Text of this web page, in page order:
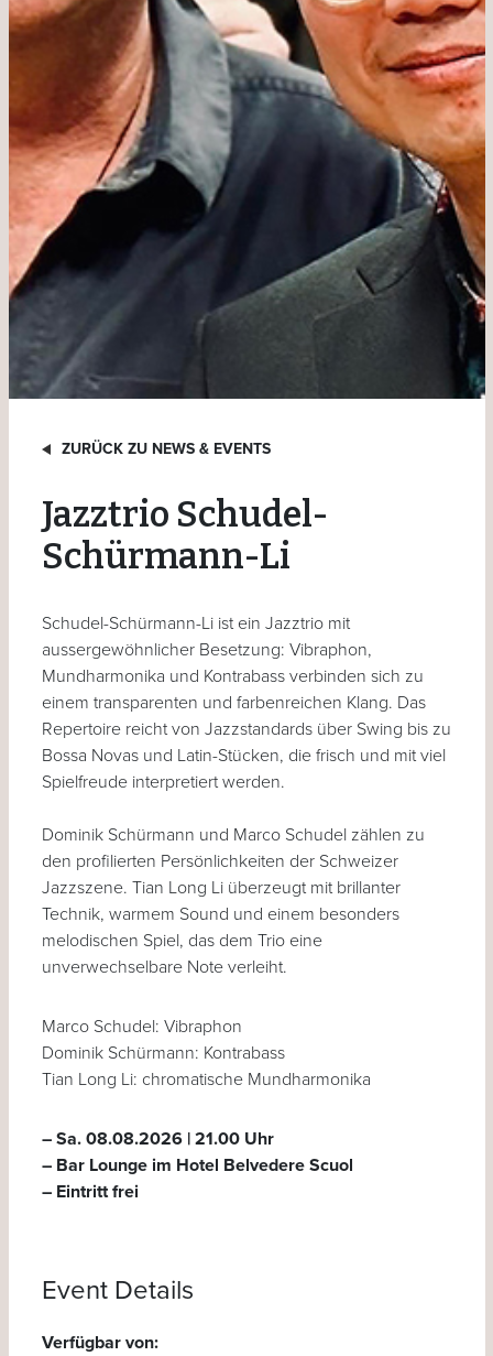
ZURÜCK ZU NEWS & EVENTS
Jazztrio Schudel-
Schürmann-Li
Schudel-Schürmann-Li ist ein Jazztrio mit
aussergewöhnlicher Besetzung: Vibraphon,
Mundharmonika und Kontrabass verbinden sich zu
einem transparenten und farbenreichen Klang. Das
Repertoire reicht von Jazzstandards über Swing bis zu
Bossa Novas und Latin-Stücken, die frisch und mit viel
Spielfreude interpretiert werden.
Dominik Schürmann und Marco Schudel zählen zu
den profilierten Persönlichkeiten der Schweizer
Jazzszene. Tian Long Li überzeugt mit brillanter
Technik, warmem Sound und einem besonders
melodischen Spiel, das dem Trio eine
unverwechselbare Note verleiht.
Marco Schudel: Vibraphon
Dominik Schürmann: Kontrabass
Tian Long Li: chromatische Mundharmonika
– Sa. 08.08.2026 | 21.00 Uhr
– Bar Lounge im Hotel Belvedere Scuol
– Eintritt frei
Event Details
Verfügbar von: